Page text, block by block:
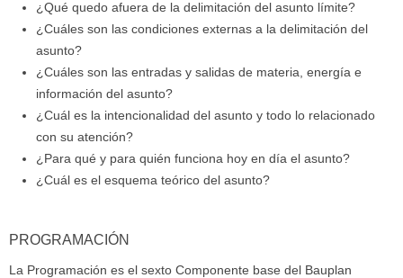
¿Qué quedo afuera de la delimitación del asunto límite?
¿Cuáles son las condiciones externas a la delimitación del
asunto?
¿Cuáles son las entradas y salidas de materia, energía e
información del asunto?
¿Cuál es la intencionalidad del asunto y todo lo relacionado
con su atención?
¿Para qué y para quién funciona hoy en día el asunto?
¿Cuál es el esquema teórico del asunto?
PROGRAMACIÓN
La Programación es el sexto Componente base del Bauplan